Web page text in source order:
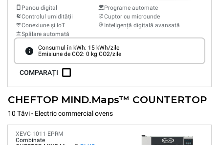
Panou digital
Controlul umidității
Conexiune și IoT
Spălare automată
Programe automate
Cuptor cu microunde
Inteligență digitală avansată
Consumul în kWh: 15 kWh/zile
Emisiune de CO2: 0 kg CO2/zile
COMPARAȚI
CHEFTOP MIND.Maps™ COUNTERTOP
10 Tăvi - Electric commercial ovens
XEVC-1011-EPRM
Combinate